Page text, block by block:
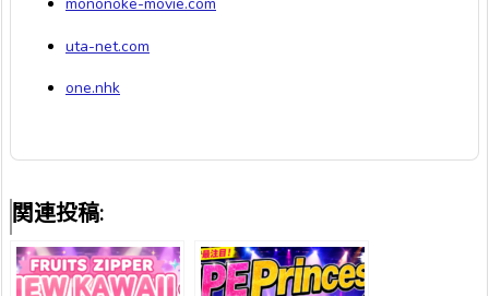
uta-net.com
one.nhk
関連投稿: